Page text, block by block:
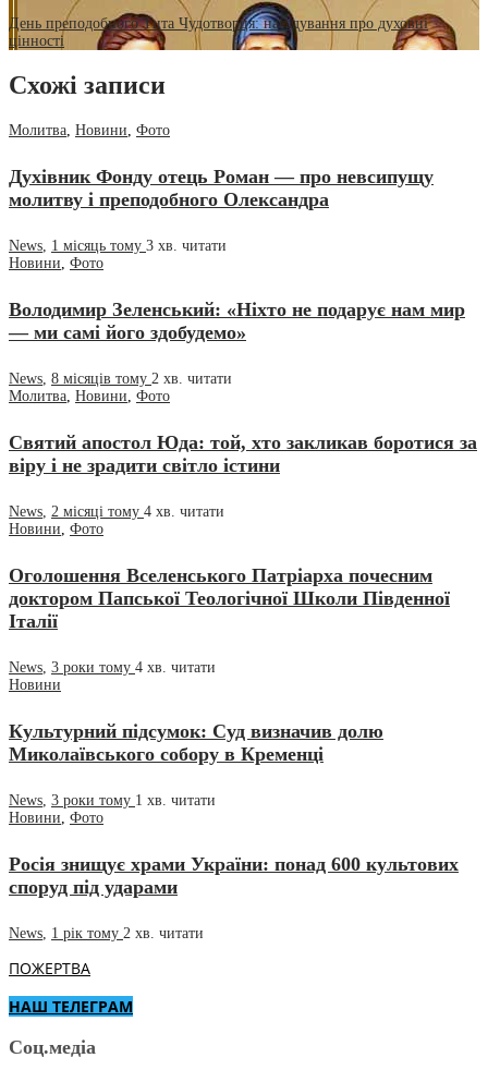
День преподобного Тита Чудотворця: нагадування про духовні
цінності
Схожі записи
Молитва, Новини, Фото
Духівник Фонду отець Роман — про невсипущу
молитву і преподобного Олександра
News, 1 місяць тому 3 хв. читати
Новини, Фото
Володимир Зеленський: «Ніхто не подарує нам мир
— ми самі його здобудемо»
News, 8 місяців тому 2 хв. читати
Молитва, Новини, Фото
Святий апостол Юда: той, хто закликав боротися за
віру і не зрадити світло істини
News, 2 місяці тому 4 хв. читати
Новини, Фото
Оголошення Вселенського Патріарха почесним
доктором Папської Теологічної Школи Південної
Італії
News 3 роки тому 4 хв. читати
Новини
Культурний підсумок: Суд визначив долю
Миколаївського собору в Кременці
News 3 роки тому 1 хв. читати
Новини Фото
Росія знищує храми України: понад 600 культових
споруд під ударами
News 1 рік тому 2 хв. читати
ПОЖЕРТВА
НАШ ТЕЛЕГРАМ
Соц.медіа